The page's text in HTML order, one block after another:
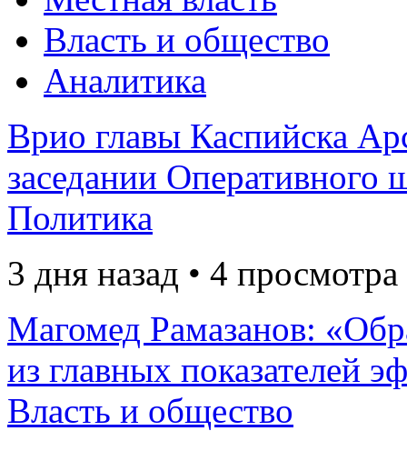
Власть и общество
Аналитика
Врио главы Каспийска
заседании Оперативного
Политика
3 дня назад • 4 просмотра
Магомед Рамазанов:
из главных показателей
Власть и общество